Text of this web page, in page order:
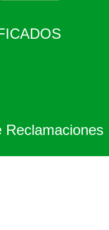
Reclamaciones